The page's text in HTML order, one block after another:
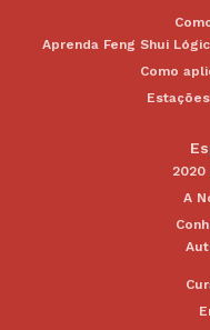
Aprenda Feng Shui
Como
2020
A